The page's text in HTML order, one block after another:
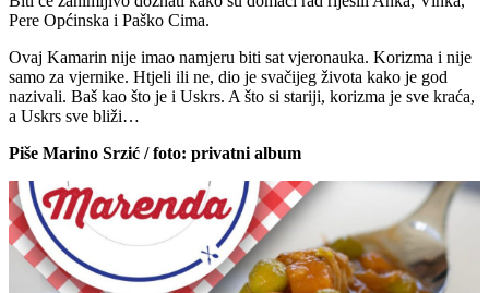
Pere Općinska i Paško Cima.
Ovaj Kamarin nije imao namjeru biti sat vjeronauka. Korizma i nije
samo za vjernike. Htjeli ili ne, dio je svačijeg života kako je god
nazivali. Baš kao što je i Uskrs. A što si stariji, korizma je sve kraća,
a Uskrs sve bliži…
Piše Marino Srzić / foto: privatni album